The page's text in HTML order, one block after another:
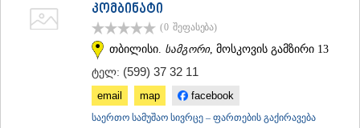
კომბინატი
(0 შეფასება)
თბილისი. სამგორი, მოსკოვის გამზირი 13
ტელ: (599) 37 32 11
email map facebook
საერთო სამუშაო სივრცე – ფართების გაქირავება